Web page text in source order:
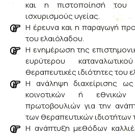
και η πιστοποίησή
ισχυρισμούς υγείας.
Η έρευνα και η παραγωγή
του ελαιόλαδου.
Η ενημέρωση της
ευρύτερου
θεραπευτικές ιδιότητες του
Η ανάληψη διαχείρισης
κοινοτικών ή εθνικών
πρωτοβουλιών για την
των θεραπευτικών ιδιοτήτων
Η ανάπτυξη μεθόδων